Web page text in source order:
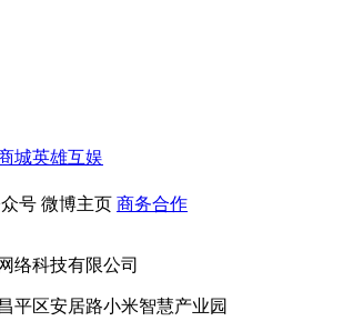
城英雄互娱
号 微博主页 商务合作
络科技有限公司
平区安居路小米智慧产业园